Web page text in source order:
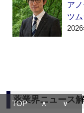
ア
ツ
薬業界ニュース
TOP ∧ ∨